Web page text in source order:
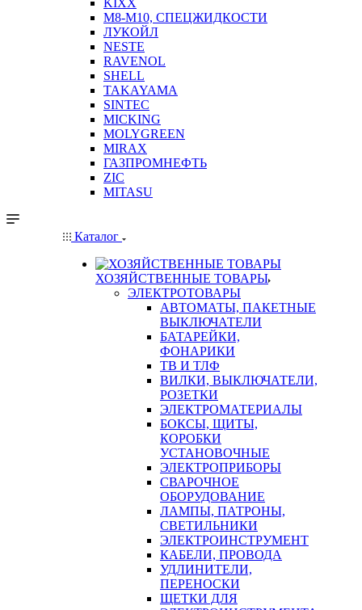
KIXX
М8-М10, СПЕЦЖИДКОСТИ
ЛУКОЙЛ
NESTE
RAVENOL
SHELL
TAKAYAMA
SINTEC
MICKING
MOLYGREEN
MIRAX
ГАЗПРОМНЕФТЬ
ZIC
MITASU
Каталог
ХОЗЯЙСТВЕННЫЕ ТОВАРЫ
ЭЛЕКТРОТОВАРЫ
АВТОМАТЫ, ПАКЕТНЫЕ
ВЫКЛЮЧАТЕЛИ
БАТАРЕЙКИ,
ФОНАРИКИ
ТВ И ТЛФ
ВИЛКИ, ВЫКЛЮЧАТЕЛИ,
РОЗЕТКИ
ЭЛЕКТРОМАТЕРИАЛЫ
БОКСЫ, ЩИТЫ,
КОРОБКИ
УСТАНОВОЧНЫЕ
ЭЛЕКТРОПРИБОРЫ
СВАРОЧНОЕ
ОБОРУДОВАНИЕ
ЛАМПЫ, ПАТРОНЫ,
СВЕТИЛЬНИКИ
ЭЛЕКТРОИНСТРУМЕНТ
КАБЕЛИ, ПРОВОДА
УДЛИНИТЕЛИ,
ПЕРЕНОСКИ
ЩЕТКИ ДЛЯ